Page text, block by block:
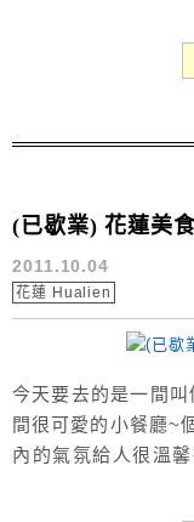
在網路上也都可以
(已歇業) 花蓮美
2011.10.04
花蓮 Hualien
今天要去的是一間
間很可愛的小餐廳~
內的氣氛給人很溫